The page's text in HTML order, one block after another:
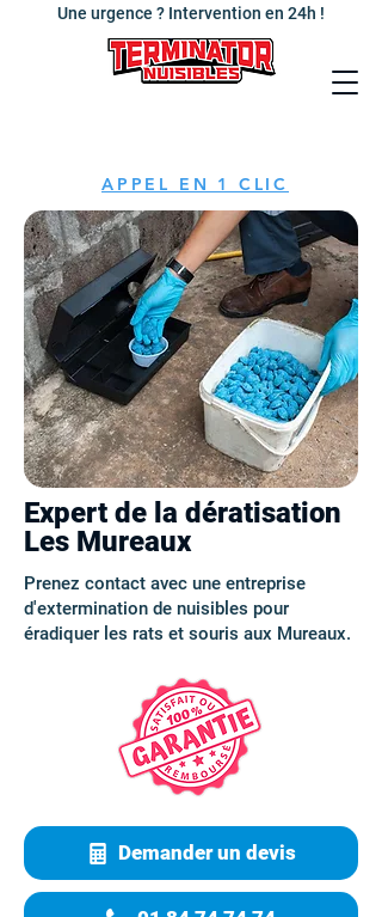
Une urgence ? Intervention en 24h !
APPEL EN 1 CLIC
Expert de la dératisation
Les Mureaux
Prenez contact avec une entreprise
d'extermination de nuisibles pour
éradiquer les rats et souris aux Mureaux.
Demander un devis